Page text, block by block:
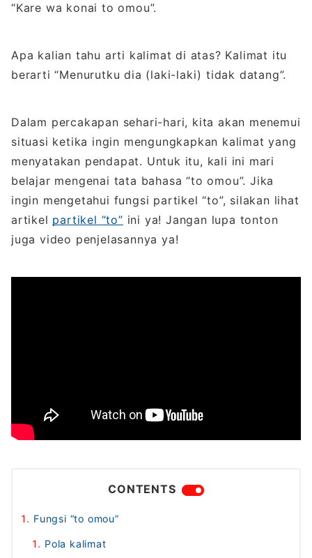
“Kare wa konai to omou”.
Apa kalian tahu arti kalimat di atas? Kalimat itu
berarti “Menurutku dia (laki-laki) tidak datang”.
Dalam percakapan sehari-hari, kita akan menemui
situasi ketika ingin mengungkapkan kalimat yang
menyatakan pendapat. Untuk itu, kali ini mari
belajar mengenai tata bahasa “to omou”. Jika
ingin mengetahui fungsi partikel “to”, silakan lihat
artikel partikel “to” ini ya! Jangan lupa tonton
juga video penjelasannya ya!
CONTENTS
Fungsi “to omou”
Pola kalimat